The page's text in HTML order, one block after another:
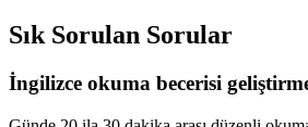
Sık Sorulan Sorular
İngilizce okuma becerisi